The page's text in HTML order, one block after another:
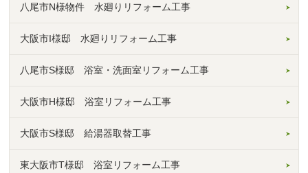
八尾市N様物件 水廻りリフォーム工事
大阪市I様邸 水廻りリフォーム工事
八尾市S様邸 浴室・洗面室リフォーム工事
大阪市H様邸 浴室リフォーム工事
大阪市S様邸 給湯器取替工事
東大阪市T様邸 浴室リフォーム工事